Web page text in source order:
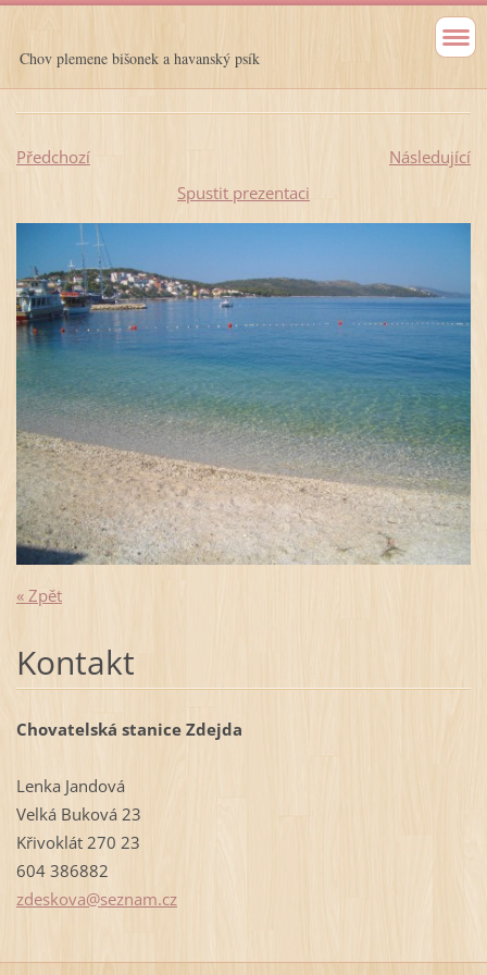
Chov plemene bišonek a havanský psík
Předchozí
Následující
Spustit prezentaci
« Zpět
Kontakt
Chovatelská stanice Zdejda
Lenka Jandová
Velká Buková 23
Křivoklát 270 23
604 386882
zdeskova@seznam.cz